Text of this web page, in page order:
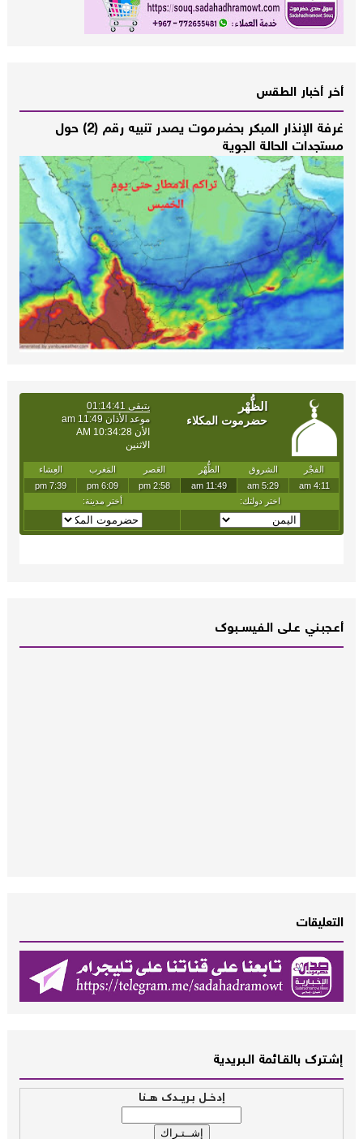
أخر أخبار الطقس
غرفة الإنذار المبكر بحضرموت يصدر تنبيه رقم (2) حول
مستجدات الحالة الجوية
أعـــجبــني عـــلى الــفــيســــبوك
التعليقات
إشــترك بالقـــائمة الــبريدية
إدخــل بـريــدك هــنا